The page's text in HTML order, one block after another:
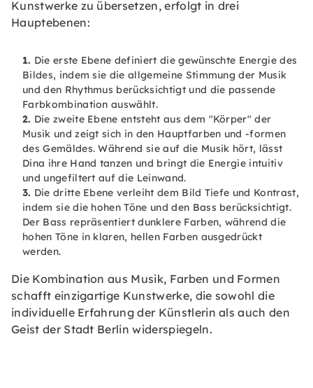
Kunstwerke zu übersetzen, erfolgt in drei
Hauptebenen:
Die erste Ebene definiert die gewünschte Energie des
Bildes, indem sie die allgemeine Stimmung der Musik
und den Rhythmus berücksichtigt und die passende
Farbkombination auswählt.
Die zweite Ebene entsteht aus dem "Körper" der
Musik und zeigt sich in den Hauptfarben und -formen
des Gemäldes. Während sie auf die Musik hört, lässt
Dina ihre Hand tanzen und bringt die Energie intuitiv
und ungefiltert auf die Leinwand.
Die dritte Ebene verleiht dem Bild Tiefe und Kontrast,
indem sie die hohen Töne und den Bass berücksichtigt.
Der Bass repräsentiert dunklere Farben, während die
hohen Töne in klaren, hellen Farben ausgedrückt
werden.
Die Kombination aus Musik, Farben und Formen
schafft einzigartige Kunstwerke, die sowohl die
individuelle Erfahrung der Künstlerin als auch den
Geist der Stadt Berlin widerspiegeln.